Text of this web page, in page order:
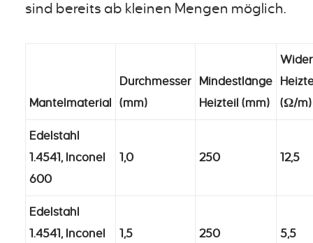
sind bereits ab kleinen Mengen möglich.
Mantelmaterial
Durchmesser
(mm)
Mindestlänge
Heizteil (mm)
(Ω/m)
Edelstahl
1.4541, Inconel
600
1,0 250 12,5
Edelstahl
1.4541, Inconel
1,5 250 5,5